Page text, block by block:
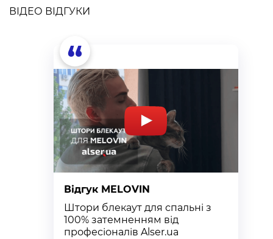
ВІДЕО ВІДГУКИ
“
Відгук MELOVIN
Штори блекаут для спальні з
100% затемненням від
професіоналів Alser.ua